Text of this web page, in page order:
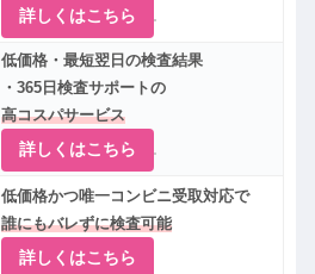
詳しくはこちら
低価格・最短翌日の検査結果
・365日検査サポートの
高コスパサービス
詳しくはこちら
低価格かつ唯一コンビニ受取対応で
誰にもバレずに検査可能
詳しくはこちら